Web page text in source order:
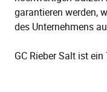
garantieren werden,
des Unternehmens
GC Rieber Salt ist ein